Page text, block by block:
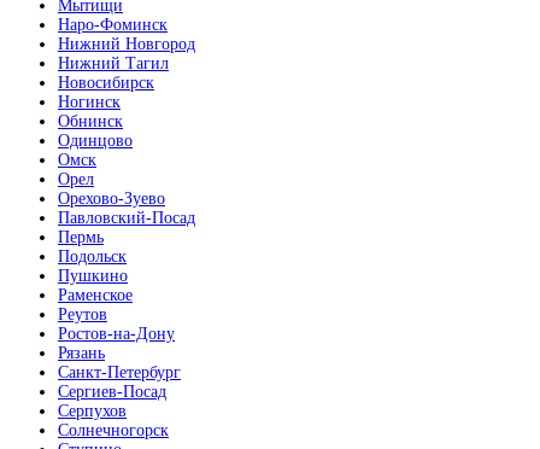
Мытищи
Наро-Фоминск
Нижний Новгород
Нижний Тагил
Новосибирск
Ногинск
Обнинск
Одинцово
Омск
Орел
Орехово-Зуево
Павловский-Посад
Пермь
Подольск
Пушкино
Раменское
Реутов
Ростов-на-Дону
Рязань
Санкт-Петербург
Сергиев-Посад
Серпухов
Солнечногорск